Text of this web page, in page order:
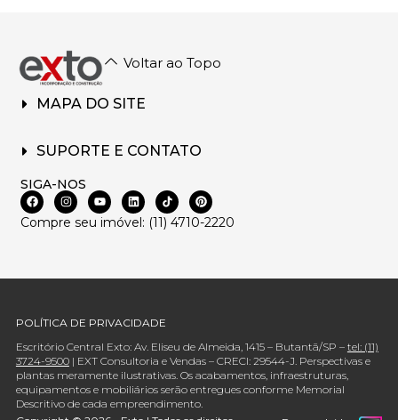
MAPA DO SITE
SUPORTE E CONTATO
SIGA-NOS
Compre seu imóvel: (11) 4710-2220
Voltar ao Topo
POLÍTICA DE PRIVACIDADE
Escritório Central Exto: Av. Eliseu de Almeida, 1415 – Butantã/SP – tel: (11)
3724-9500| EXT Consultoria e Vendas – CRECI: 29544-J. Perspectivas e
plantas meramente ilustrativas. Os acabamentos, infraestruturas,
equipamentos e mobiliários serão entregues conforme Memorial
Descritivo de cada empreendimento.